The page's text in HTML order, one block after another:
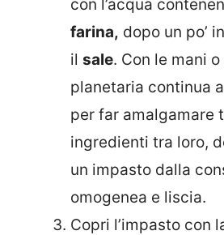
con l’acqua
farina, dopo un po’
il sale. Con le mani
planetaria continua
per far amalgamare
ingredienti tra loro,
un impasto dalla
omogenea e liscia.
Copri l’impasto con